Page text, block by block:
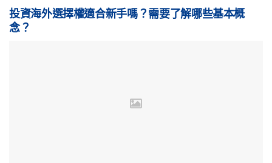
投資海外選擇權適合新手嗎？需要了解哪些基本概
念？